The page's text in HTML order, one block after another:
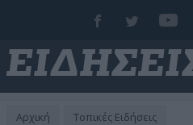
Αρχική Τοπικές Ειδήσεις